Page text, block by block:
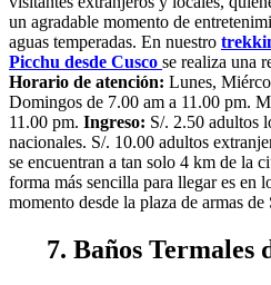
un agradable momento de
aguas temperadas. En nuestro
Picchu desde Cusco se realiza una
Horario de atención: Lunes,
Domingos de 7.00 am a 11.00 pm.
11.00 pm. Ingreso: S/. 2.50 adultos
nacionales. S/. 10.00 adultos
se encuentran a tan solo 4 km de la
forma más sencilla para llegar es en
momento desde la plaza de armas de
7. Baños Termales